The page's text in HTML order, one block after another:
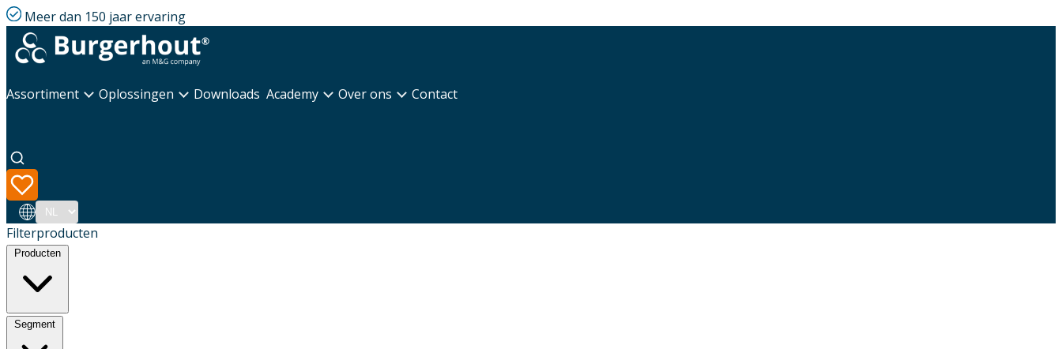
Meer dan 150 jaar ervaring
Assortiment Oplossingen Downloads Academy Over ons Contact
Taal
Filterproducten
Producten
Segment